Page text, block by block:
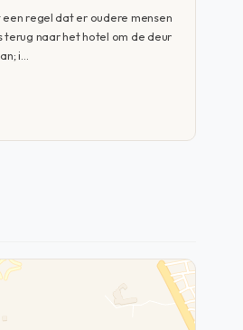
regel dat er oudere mensen
terug naar het hotel om de deur
i…